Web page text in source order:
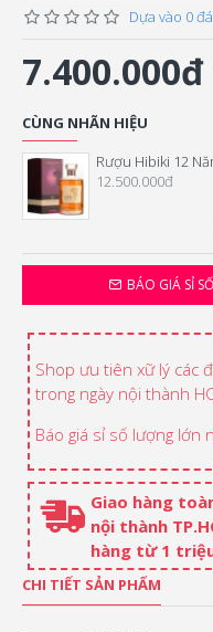
Dựa vào 0
7.400.000đ
BÁO GIÁ SỈ
CÙNG NHÃN HIỆU
Rượu Hibiki 12
12.500.000đ
Shop ưu tiên xữ lý các
trong ngày nội thành
Báo giá sỉ số lượng lớn
Giao hàng
nội thành
hàng từ 1
CHI TIẾT SẢN PHẨM